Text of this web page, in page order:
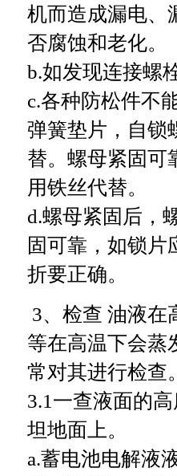
机而造成漏电、
否腐蚀和老化。
b.如发现连接螺
c.各种防松件不
弹簧垫片，自锁
替。螺母紧固可
用铁丝代替。
d.螺母紧固后，
固可靠，如锁
折要正确。
3、检查 油液在
等在高温下会蒸
常对其进行检查
3.1一查液面的
坦地面上。
a.蓄电池电解液